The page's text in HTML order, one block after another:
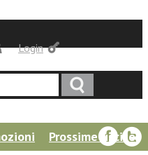
Login
Prossime uscite